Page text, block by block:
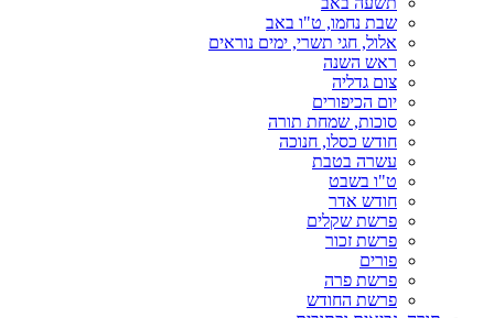
שבת נחמו, ט"ו באב
אלול, חגי תשרי, ימים נוראים
ראש השנה
צום גדליה
יום הכיפורים
סוכות, שמחת תורה
חודש כסלו, חנוכה
עשרה בטבת
ט"ו בשבט
חודש אדר
פרשת שקלים
פרשת זכור
פורים
פרשת פרה
פרשת החודש